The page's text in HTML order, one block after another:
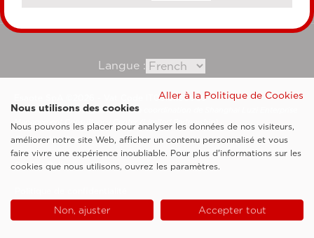
Langue :
Esaote SpA ©2026 - Vat Code IT05131180969
Société soumise à la gestion et à la coordination de Shanghai Luzi Enterprise
Management Consultancy Center (Limited Partnership)
Clauses légales
Cookie Policy
Aller à la Politique de Cookies
Nous utilisons des cookies
Nous pouvons les placer pour analyser les données de nos visiteurs,
améliorer notre site Web, afficher un contenu personnalisé et vous
faire vivre une expérience inoubliable. Pour plus d'informations sur les
cookies que nous utilisons, ouvrez les paramètres.
Non, ajuster Accepter tout